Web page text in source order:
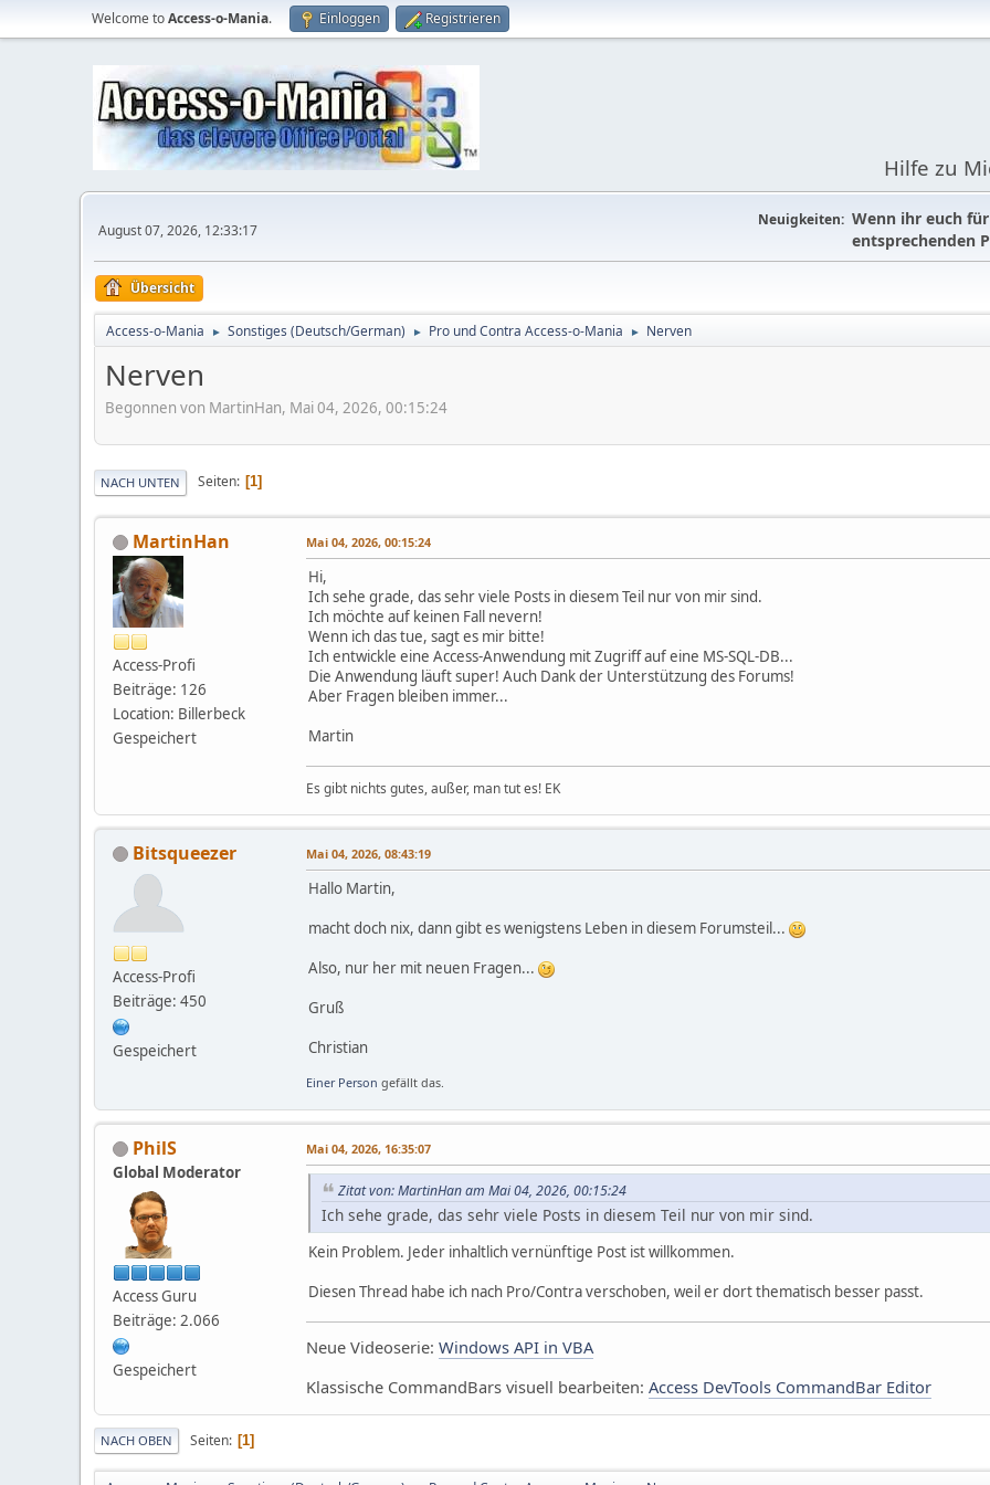
Welcome toAccess-o-Mania. Einloggen Registrieren
Hilfe zu
August 07, 2026, 12:33:17
Neuigkeiten: Wenn ihr euch
entsprechenden
Übersicht
Access-o-Mania ► Sonstiges (Deutsch/German) ► Pro und Contra Access-o-Mania ► Nerven
Nerven
Begonnen von MartinHan, Mai 04, 2026, 00:15:24
NACH UNTEN Seiten 1
MartinHan
Access-Profi
Beiträge: 126
Location: Billerbeck
Gespeichert
Mai 04, 2026, 00:15:24
Hi,
Ich sehe grade, das sehr viele Posts in diesem Teil nur von mir sind.
Ich möchte auf keinen Fall nevern!
Wenn ich das tue, sagt es mir bitte!
Ich entwickle eine Access-Anwendung mit Zugriff auf eine MS-SQL-DB...
Die Anwendung läuft super! Auch Dank der Unterstützung des Forums!
Aber Fragen bleiben immer...
Martin
Es gibt nichts gutes, außer, man tut es! EK
Bitsqueezer
Access-Profi
Beiträge: 450
Gespeichert
Mai 04, 2026, 08:43:19
Hallo Martin,
macht doch nix, dann gibt es wenigstens Leben in diesem Forumsteil...
Also, nur her mit neuen Fragen...
Gruß
Christian
Einer Person gefällt das.
PhilS
Global Moderator
Access Guru
Beiträge: 2.066
Gespeichert
Mai 04, 2026, 16:35:07
Zitat von: MartinHan am Mai 04, 2026, 00:15:24
Ich sehe grade, das sehr viele Posts in diesem Teil nur von mir sind.
Kein Problem. Jeder inhaltlich vernünftige Post ist willkommen.
Diesen Thread habe ich nach Pro/Contra verschoben, weil er dort thematisch besser passt.
Neue Videoserie: Windows API in VBA
Klassische CommandBars visuell bearbeiten: Access DevTools CommandBar Editor
NACH OBEN Seiten 1